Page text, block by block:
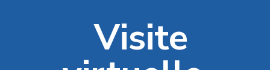
Visite